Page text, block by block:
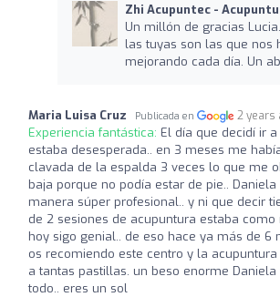
Zhi Acupuntec -
Un millón de gracias
las tuyas son las que nos
mejorando cada día. Un
Maria Luisa Cruz Publicada en 2 years
Experiencia fantástica: El día que decidí ir
estaba desesperada.. en 3 meses me
clavada de la espalda 3 veces lo que me
baja porque no podía estar de pie..
manera súper profesional.. y ni que decir
de 2 sesiones de acupuntura estaba como
hoy sigo genial.. de eso hace ya más de 6
os recomiendo este centro y la
a tantas pastillas. un beso enorme
todo.. eres un sol